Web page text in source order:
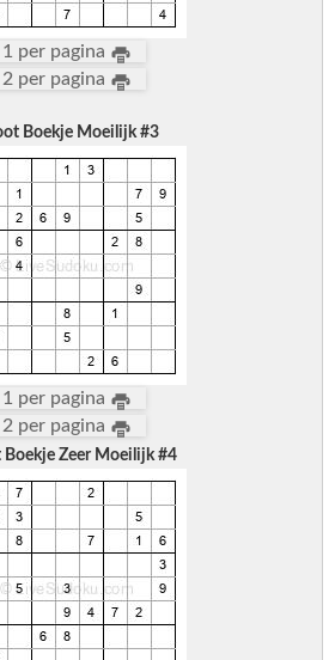
1 per pagina
2 per pagina
Boekje Moeilijk #3
1 per pagina
2 per pagina
Boekje Zeer Moeilijk #4